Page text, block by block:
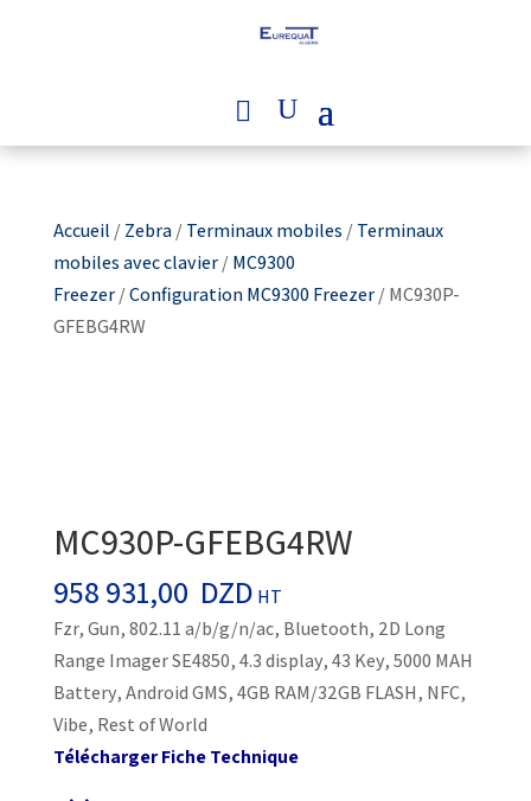
Accueil /Zebra/Terminaux mobiles /Terminaux
mobiles avec clavier/MC9300
Freezer/Configuration MC9300 Freezer/ MC930P-
GFEBG4RW
MC930P-GFEBG4RW
958 931,00 DZD HT
Fzr, Gun, 802.11 a/b/g/n/ac, Bluetooth, 2D Long
Range Imager SE4850, 4.3 display, 43 Key, 5000 MAH
Battery, Android GMS, 4GB RAM/32GB FLASH, NFC,
Vibe, Rest of World
Télécharger Fiche Technique